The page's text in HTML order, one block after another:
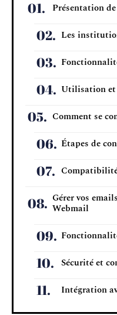
Présentation
Les
Utilisation
Comment se
Étapes de
Gérer vos
Webmail
Sécurité et
Intégration